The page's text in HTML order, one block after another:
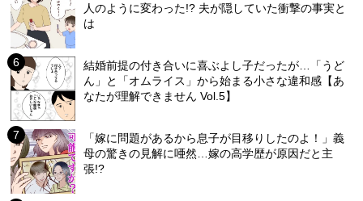
人のように変わった!? 夫が隠していた衝撃の事実と
は
結婚前提の付き合いに喜ぶよし子だったが…「うど
ん」と「オムライス」から始まる小さな違和感【あ
なたが理解できません Vol.5】
「嫁に問題があるから息子が目移りしたのよ！」義
母の驚きの見解に唖然…嫁の高学歴が原因だと主
張!?